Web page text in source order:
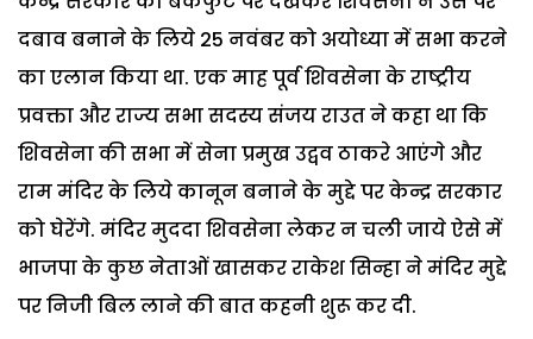
दबाव बनाने के लिये 25 नवंबर को अयोध्या में सभा करने
का एलान किया था. एक माह पूर्व शिवसेना के राष्ट्रीय
प्रवक्ता और राज्य सभा सदस्य संजय राउत ने कहा था कि
शिवसेना की सभा में सेना प्रमुख उद्वव ठाकरे आएंगे और
राम मंदिर के लिये कानून बनाने के मुद्दे पर केन्द्र सरकार
को घेरेंगे. मंदिर मुददा शिवसेना लेकर न चली जाये ऐसे में
भाजपा के कुछ नेताओं खासकर राकेश सिन्हा ने मंदिर मुद्दे
पर निजी बिल लाने की बात कहनी शुरू कर दी.